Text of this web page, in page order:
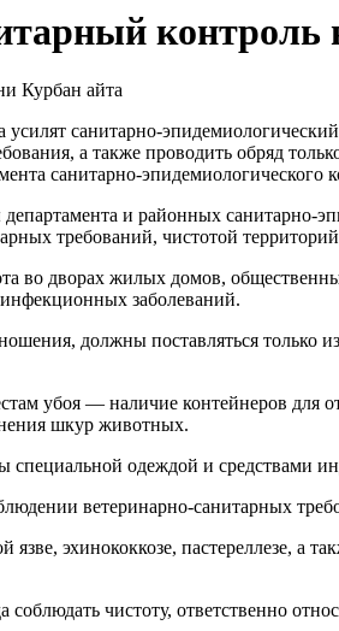
контроль
санитарно-
а также проводить обряд
санитарно-
и районных санитарно-
требований, чистотой
во дворах жилых домов,
заболеваний.
должны поставляться только
убоя — наличие контейнеров для
шкур животных.
одеждой и средствами
ветеринарно-санитарных
язве, эхинококкозе, пастереллезе,
соблюдать чистоту, ответственно